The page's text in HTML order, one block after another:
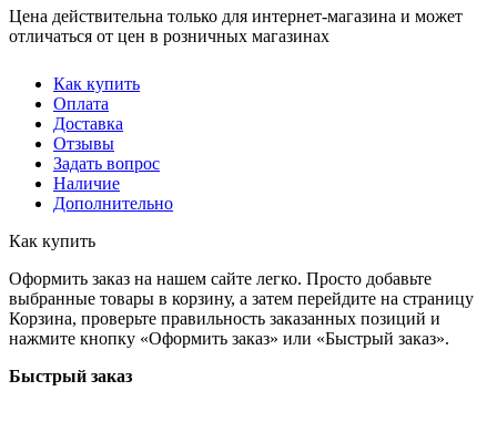
Цена действительна только для интернет-магазина и может
отличаться от цен в розничных магазинах
Как купить
Оплата
Доставка
Отзывы
Задать вопрос
Наличие
Дополнительно
Как купить
Оформить заказ на нашем сайте легко. Просто добавьте
выбранные товары в корзину, а затем перейдите на страницу
Корзина, проверьте правильность заказанных позиций и
нажмите кнопку «Оформить заказ» или «Быстрый заказ».
Быстрый заказ